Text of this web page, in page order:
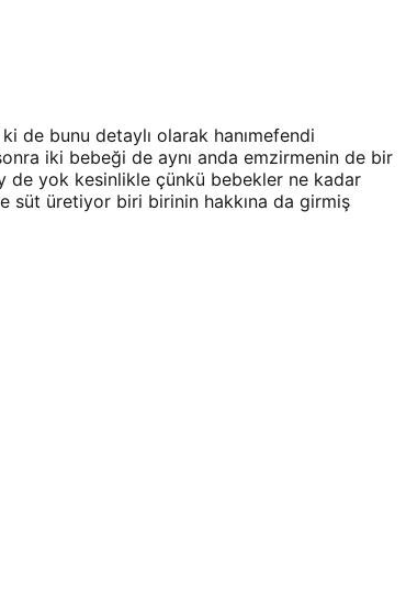
de bunu detaylı olarak hanımefendi
iki bebeği de aynı anda emzirmenin de bir
de yok kesinlikle çünkü bebekler ne kadar
süt üretiyor biri birinin hakkına da girmiş